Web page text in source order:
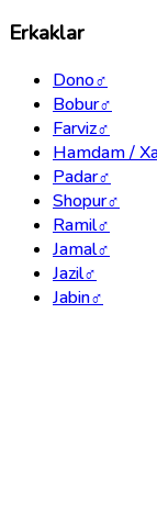
Erkaklar
Dono♂
Bobur♂
Farviz♂
Hamdam /
Padar♂
Shopur♂
Ramil♂
Jamal♂
Jazil♂
Jabin♂